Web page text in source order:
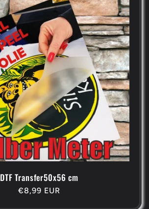
DTF Transfer50x56 cm
Normaler
€8,99 EUR